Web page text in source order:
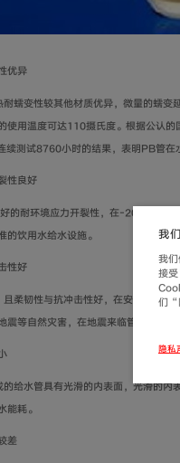
优异
变性较其他材质优异，微量的蠕变
使用温度可达110摄氏度。根据公认
续测试8760小时的结果，表明PB管在
性良好
耐环境应力开裂性，在-20摄氏度时
的饮用水给水设施。
性好
韧性与抗冲击性好，在安装铺设时可
震等自然灾害，在地震来临管道时不易
水管具有光滑的内表面，光滑的内
能耗。
差
我
我
接
们“
隐私